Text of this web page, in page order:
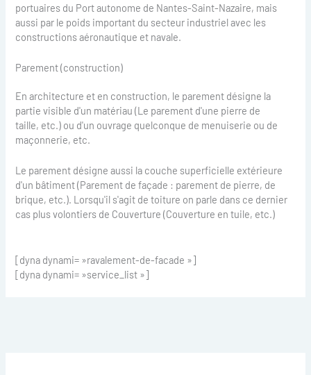
portuaires du Port autonome de Nantes-Saint-Nazaire, mais
aussi par le poids important du secteur industriel avec les
constructions aéronautique et navale.
Parement (construction)
En architecture et en construction, le parement désigne la
partie visible d'un matériau (Le parement d'une pierre de
taille, etc.) ou d'un ouvrage quelconque de menuiserie ou de
maçonnerie, etc.
Le parement désigne aussi la couche superficielle extérieure
d'un bâtiment (Parement de façade : parement de pierre, de
brique, etc.). Lorsqu'il s'agit de toiture on parle dans ce dernier
cas plus volontiers de Couverture (Couverture en tuile, etc.)
[dyna dynami= »ravalement-de-facade »]
[dyna dynami= »service_list »]